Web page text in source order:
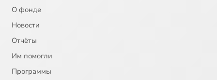
О фонде
Новости
Отчёты
Им помогли
Программы